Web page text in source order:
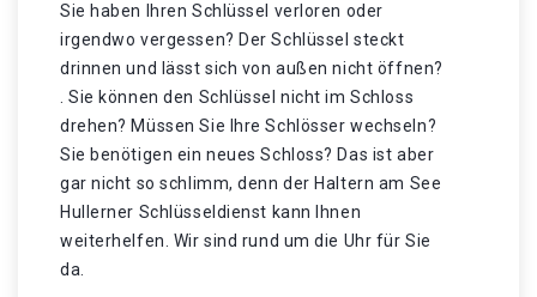
Sie haben Ihren Schlüssel verloren oder
irgendwo vergessen? Der Schlüssel steckt
drinnen und lässt sich von außen nicht öffnen?
. Sie können den Schlüssel nicht im Schloss
drehen? Müssen Sie Ihre Schlösser wechseln?
Sie benötigen ein neues Schloss? Das ist aber
gar nicht so schlimm, denn der Haltern am See
Hullerner Schlüsseldienst kann Ihnen
weiterhelfen. Wir sind rund um die Uhr für Sie
da.